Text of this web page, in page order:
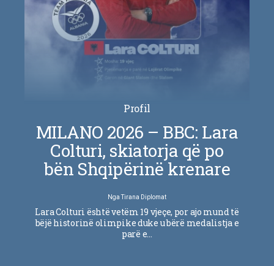
Profil
MILANO 2026 – BBC: Lara
Colturi, skiatorja që po
bën Shqipërinë krenare
Nga Tirana Diplomat
Lara Colturi është vetëm 19 vjeçe, por ajo mund të
bëjë historinë olimpike duke u bërë medalistja e
parë e…